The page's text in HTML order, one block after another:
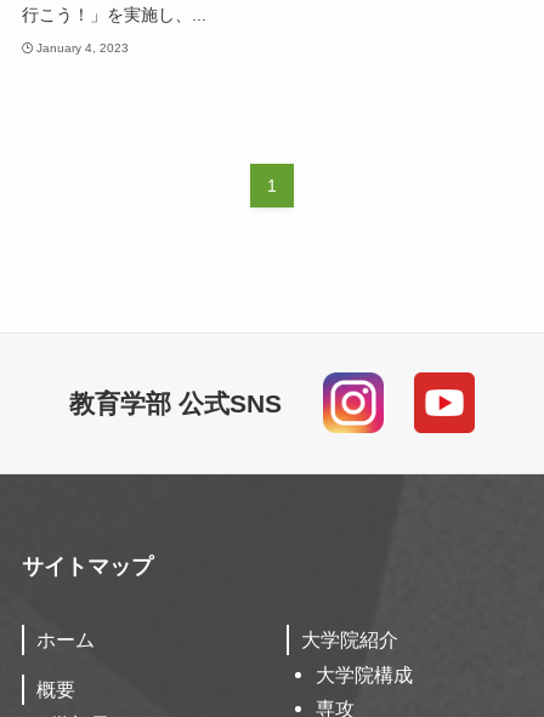
行こう！」を実施し、...
January 4, 2023
1
教育学部 公式SNS
サイトマップ
ホーム
概要
大学院紹介
大学院構成
専攻